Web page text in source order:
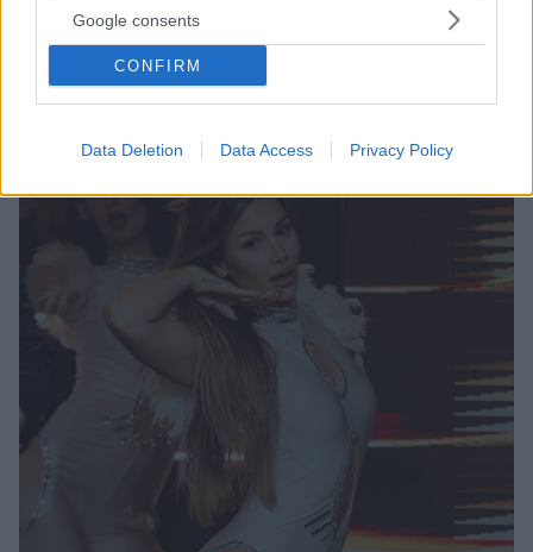
Google consents
CONFIRM
Data Deletion Data Access Privacy Policy
Βίντεο: Η Ρία Ελληνίδου και η viral χορεύτριά της σε
τουρκικούς ρυθμούς
Η Μαρία Δήμητρα Κολυμπάρη δημοσίευσε βίντεο στο
TikTok χορεύοντας μαζί με την τραγουδίστρια